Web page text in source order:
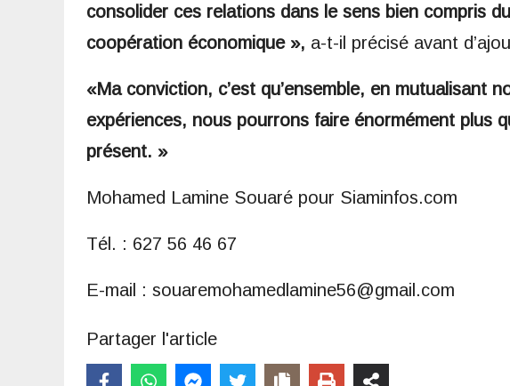
consolider ces relations dans le sens bien compris
coopération économique », a-t-il précisé avant
«Ma conviction, c’est qu’ensemble, en mutualisant
expériences, nous pourrons faire énormément plus
présent. »
Mohamed Lamine Souaré pour Siaminfos.com
Tél. : 627 56 46 67
E-mail : souaremohamedlamine56@gmail.com
Partager l'article